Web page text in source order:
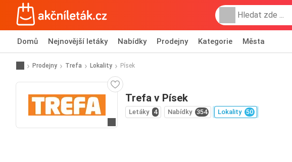
Domů Nejnovější letáky Nabídky Prodejny Kategorie Města
Prodejny Trefa Lokality Písek
Trefa v Písek
Letáky 4 Nabídky 354 Lokality 50